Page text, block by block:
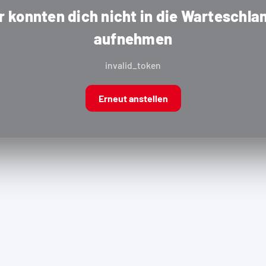
konnten dich nicht in die
aufnehmen
invalid_token
Erneut anstellen